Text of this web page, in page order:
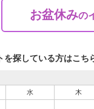
お盆休みの
探している方はこち
水 木